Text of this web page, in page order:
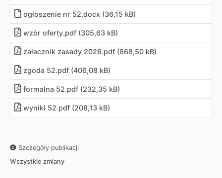
ogłoszenie nr 52.docx (36,15 kB)
wzór oferty.pdf (305,63 kB)
załacznik zasady 2026.pdf (868,50 kB)
zgoda 52.pdf (406,08 kB)
formalna 52.pdf (232,35 kB)
wyniki 52.pdf (208,13 kB)
Szczegóły publikacji
Wszystkie zmiany